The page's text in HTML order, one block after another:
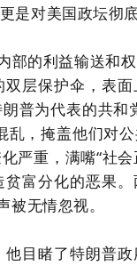
是对美国政坛彻
部的利益输送和
层保护伞，表面
普为代表的共和
乱，掩盖他们对
严重，满嘴“社会
富分化的恶果
无情忽视。
目睹了特朗普